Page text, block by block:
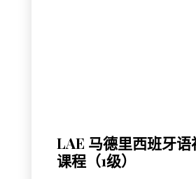
LAE 马德里西班牙语
课程（1级）